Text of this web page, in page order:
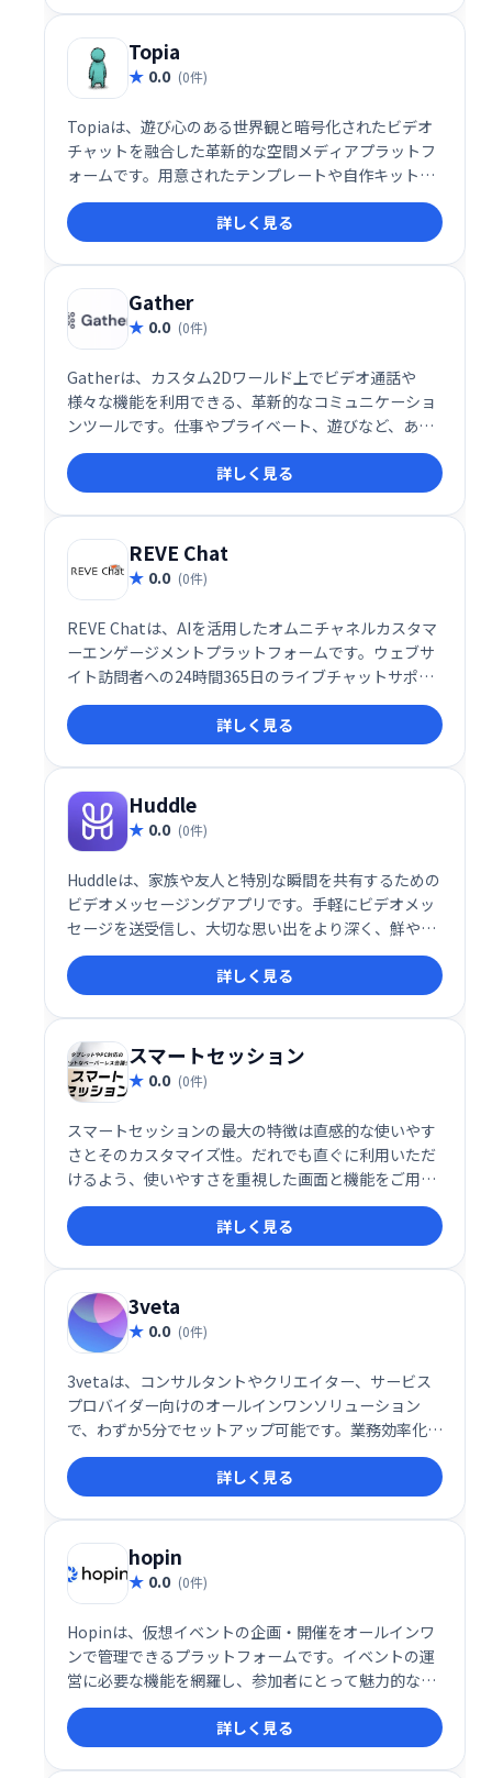
Topia
0.0 (0件)
Topiaは、遊び心のある世界観と暗号化されたビデオ
チャットを融合した革新的な空間メディアプラットフ
ォームです。用意されたテンプレートや自作キット
で、自分だけの空間を簡単に構築可能。ディナー、ポ
ッドキャスト、コンサート、会議など、500以上のバ
ーチャル空間が利用可能です。あなただけの世界を創
造し、新たなコミュニケーション体験を創造しましょ
う。
詳しく見る
Gather
0.0 (0件)
Gatherは、カスタム2Dワールド上でビデオ通話や
様々な機能を利用できる、革新的なコミュニケーショ
ンツールです。仕事やプライベート、遊びなど、あら
ゆるシーンで、より自然で楽しい集まりを実現しま
す。集まることをより自発的で魅力的なものに変え、
新たなコミュニケーション体験を提供します。
詳しく見る
REVE Chat
0.0 (0件)
REVE Chatは、AIを活用したオムニチャネルカスタマ
ーエンゲージメントプラットフォームです。ウェブサ
イト訪問者への24時間365日のライブチャットサポー
トを提供し、リード獲得と販売促進を支援します。AI
による効率的な対応と人間らしいサポートを両立し、
顧客エンゲージメントの向上を実現します。
詳しく見る
Huddle
0.0 (0件)
Huddleは、家族や友人と特別な瞬間を共有するための
ビデオメッセージングアプリです。手軽にビデオメッ
セージを送受信し、大切な思い出をより深く、鮮やか
に共有できます。 思い出を繋ぎ、大切な人とより緊密
な関係を築きましょう。詳しく見る
スマートセッション
0.0 (0件)
スマートセッションの最大の特徴は直感的な使いやす
さとそのカスタマイズ性。だれでも直ぐに利用いただ
けるよう、使いやすさを重視した画面と機能をご用意
しています。 また、会議のスタイルに合わせたカスタ
マイズも対応可能。お客様のご要望に合わせて、様々
な機能を実装することも可能です。
詳しく見る
3veta
0.0 (0件)
3vetaは、コンサルタントやクリエイター、サービス
プロバイダー向けのオールインワンソリューション
で、わずか5分でセットアップ可能です。業務効率化を
支援し、スムーズな業務遂行を実現するための便利な
ツールとして推奨されています。
詳しく見る
hopin
0.0 (0件)
Hopinは、仮想イベントの企画・開催をオールインワ
ンで管理できるプラットフォームです。イベントの運
営に必要な機能を網羅し、参加者にとって魅力的な体
験を提供します。スムーズなイベント実施と参加者エ
ンゲージメントの向上を実現し、オンラインイベント
を成功に導きます。
詳しく見る